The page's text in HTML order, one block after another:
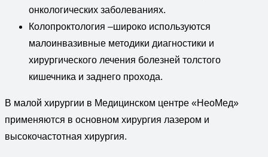
онкологических заболеваниях.
Колопроктология –широко используются
малоинвазивные методики диагностики и
хирургического лечения болезней толстого
кишечника и заднего прохода.
В малой хирургии в Медицинском центре «НеоМед»
применяются в основном хирургия лазером и
высокочастотная хирургия.